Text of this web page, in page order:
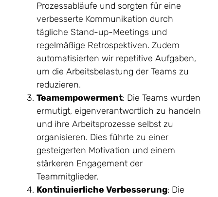
Prozessabläufe und sorgten für eine
verbesserte Kommunikation durch
tägliche Stand-up-Meetings und
regelmäßige Retrospektiven. Zudem
automatisierten wir repetitive Aufgaben,
um die Arbeitsbelastung der Teams zu
reduzieren.
Teamempowerment: Die Teams wurden
ermutigt, eigenverantwortlich zu handeln
und ihre Arbeitsprozesse selbst zu
organisieren. Dies führte zu einer
gesteigerten Motivation und einem
stärkeren Engagement der
Teammitglieder.
Kontinuierliche Verbesserung: Die